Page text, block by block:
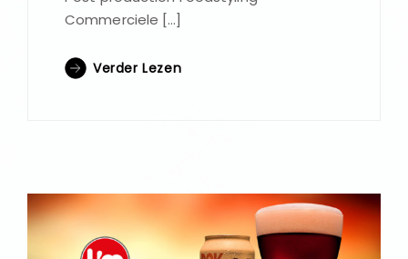
Commerciele […]
Verder Lezen